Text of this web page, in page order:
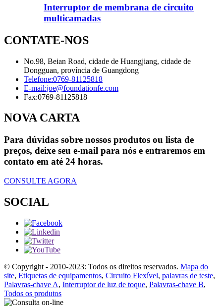
Interruptor de membrana de circuito
multicamadas
CONTATE-NOS
No.98, Beian Road, cidade de Huangjiang, cidade de
Dongguan, província de Guangdong
Telefone:0769-81125818
E-mail:joe@foundationfe.com
Fax:0769-81125818
NOVA CARTA
Para dúvidas sobre nossos produtos ou lista de
preços, deixe seu e-mail para nós e entraremos em
contato em até 24 horas.
CONSULTE AGORA
SOCIAL
© Copyright - 2010-2023: Todos os direitos reservados. Mapa do
site, Etiquetas de equipamentos, Circuito Flexível, palavras de teste,
Palavras-chave A, Interruptor de luz de toque, Palavras-chave B,
Todos os produtos